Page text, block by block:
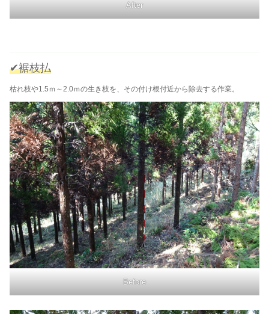
After
✔裾枝払
枯れ枝や1.5ｍ～2.0ｍの生き枝を、その付け根付近から除去する作業。
Before